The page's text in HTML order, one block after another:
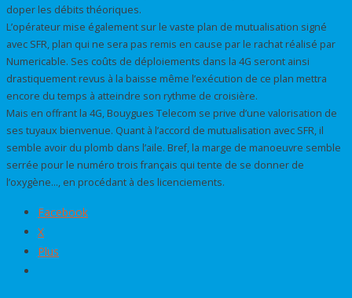
doper les débits théoriques.
L’opérateur mise également sur le vaste plan de mutualisation signé
avec SFR, plan qui ne sera pas remis en cause par le rachat réalisé par
Numericable. Ses coûts de déploiements dans la 4G seront ainsi
drastiquement revus à la baisse même l’exécution de ce plan mettra
encore du temps à atteindre son rythme de croisière.
Mais en offrant la 4G, Bouygues Telecom se prive d’une valorisation de
ses tuyaux bienvenue. Quant à l’accord de mutualisation avec SFR, il
semble avoir du plomb dans l’aile. Bref, la marge de manoeuvre semble
serrée pour le numéro trois français qui tente de se donner de
l’oxygène…, en procédant à des licenciements.
Facebook
X
Plus